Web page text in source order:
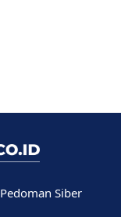
Pedoman Siber